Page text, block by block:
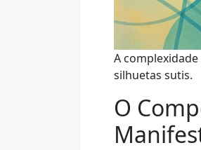
A
silhuetas sutis.
O